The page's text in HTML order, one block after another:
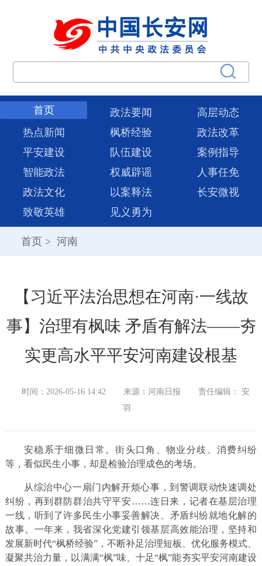
首页 政法要闻
高层动态
热点新闻
枫桥经验
政法改革
平安建设
队伍建设
案例指导
智能政法
权威辟谣
人事任免
政法文化
以案释法
长安微视
致敬英雄
见义勇为
首页 > 河南
【习近平法治思想在河南·一线故
事】治理有枫味 矛盾有解法——夯
实更高水平平安河南建设根基
时间：2026-05-16 14:42 来源：河南日报
责任编辑： 安
羽
安稳系于细微日常。街头口角、物业分歧、消费纠纷
等，看似民生小事，却是检验治理成色的考场。
从综治中心一扇门内解开烦心事，到警调联动快速调处
纠纷，再到群防群治共守平安……连日来，记者在基层治理
一线，听到了许多民生小事妥善解决、矛盾纠纷就地化解的
故事。一年来，我省深化党建引领基层高效能治理，坚持和
发展新时代“枫桥经验”，不断补足治理短板、优化服务模式、
凝聚共治力量，以满满“枫”味、十足“枫”能夯实平安河南建设